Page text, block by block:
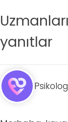
yanıtlar